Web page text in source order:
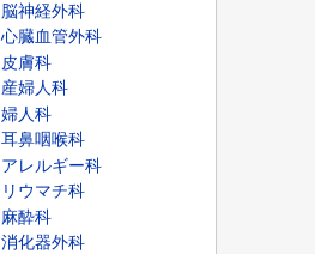
脳神経外科
心臓血管外科
皮膚科
産婦人科
婦人科
耳鼻咽喉科
アレルギー科
リウマチ科
麻酔科
消化器外科